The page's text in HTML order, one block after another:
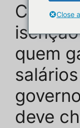
quem
deve
Close